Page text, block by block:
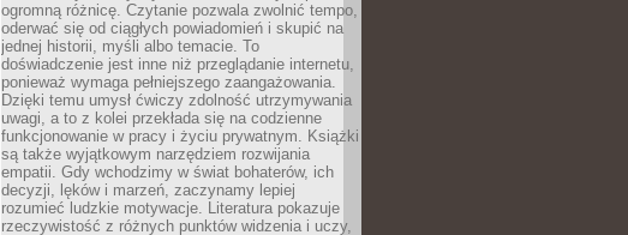
ogromną różnicę. Czytanie pozwala zwolnić tempo,
oderwać się od ciągłych powiadomień i skupić na
jednej historii, myśli albo temacie. To
doświadczenie jest inne niż przeglądanie internetu,
ponieważ wymaga pełniejszego zaangażowania.
Dzięki temu umysł ćwiczy zdolność utrzymywania
uwagi, a to z kolei przekłada się na codzienne
funkcjonowanie w pracy i życiu prywatnym. Książki
są także wyjątkowym narzędziem rozwijania
empatii. Gdy wchodzimy w świat bohaterów, ich
decyzji, lęków i marzeń, zaczynamy lepiej
rozumieć ludzkie motywacje. Literatura pokazuje
rzeczywistość z różnych punktów widzenia i uczy,